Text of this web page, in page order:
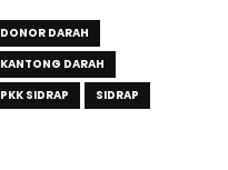
DONOR DARAH
KANTONG DARAH
PKK SIDRAP
SIDRAP